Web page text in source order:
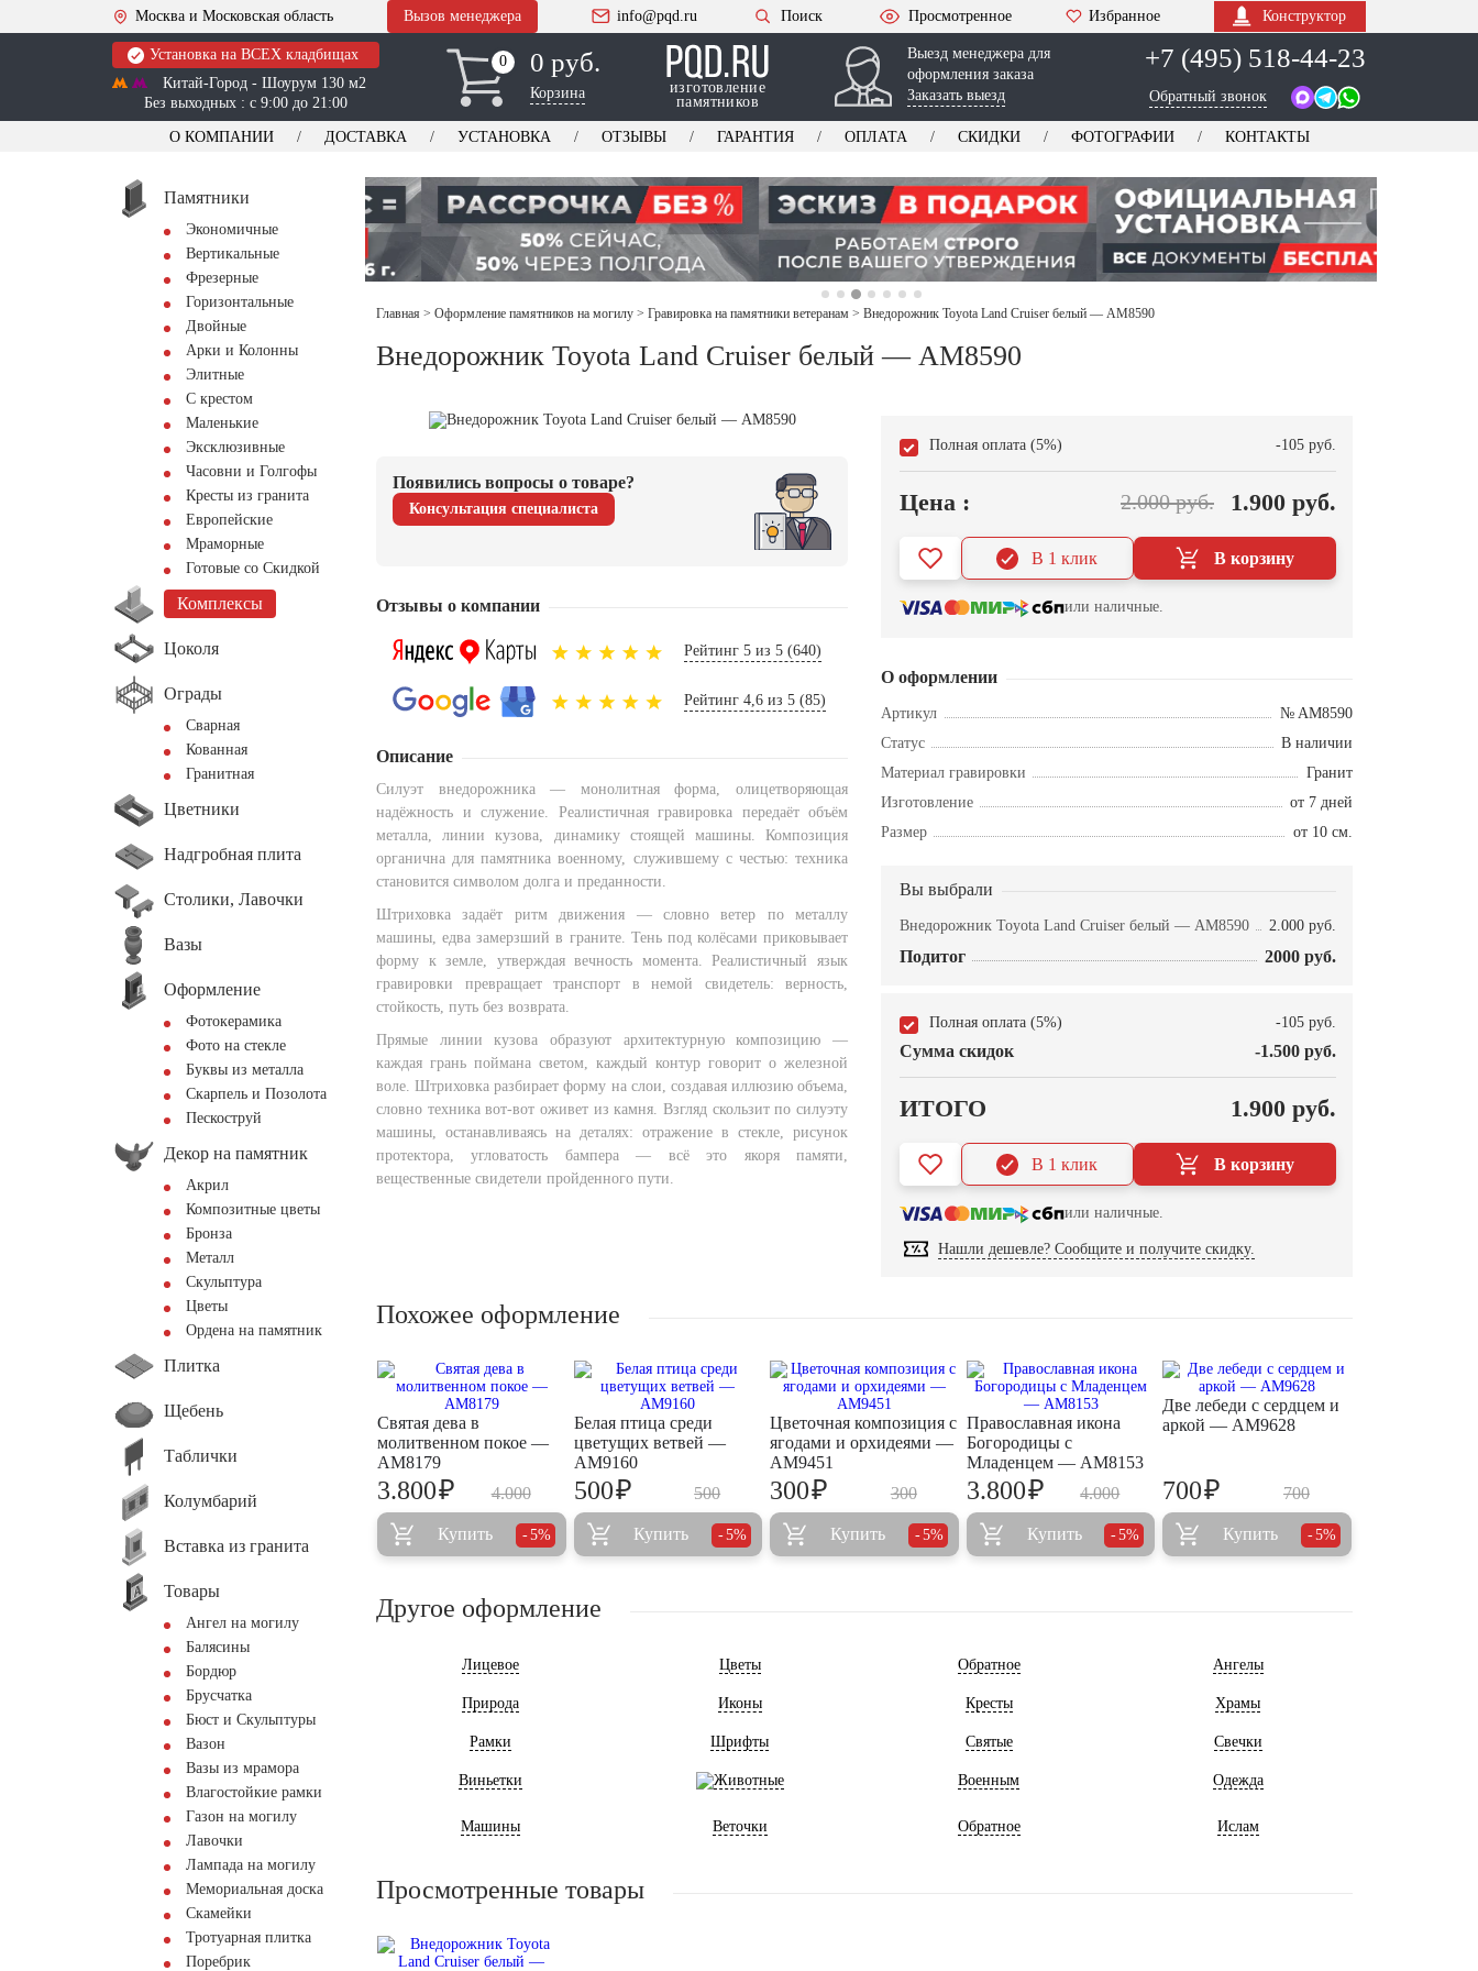
Москва и Московская область Вызов менеджера info@pqd.ru Поиск Просмотренное Избранное Конструктор
Установка на ВСЕХ кладбищах
Китай-Город - Шоурум 130 м2
Без выходных : с 9:00 до 21:00
0
0 0 руб.
Корзина
изготовление
памятников
Выезд менеджера для
оформления заказа
Заказать выезд
+7 (495) 518-44-23
Обратный звонок
О КОМПАНИИ ДОСТАВКА УСТАНОВКА ОТЗЫВЫ ГАРАНТИЯ ОПЛАТА СКИДКИ ФОТОГРАФИИ КОНТАКТЫ
Памятники
Экономичные
Вертикальные
Фрезерные
Горизонтальные
Двойные
Арки и Колонны
Элитные
С крестом
Маленькие
Эксклюзивные
Часовни и Голгофы
Кресты из гранита
Европейские
Мраморные
Готовые со Скидкой
Комплексы
Цоколя
Ограды
Сварная
Кованная
Гранитная
Цветники
Надгробная плита
Столики, Лавочки
Вазы
Оформление
Фотокерамика
Фото на стекле
Буквы из металла
Скарпель и Позолота
Пескоструй
Декор на памятник
Акрил
Композитные цветы
Бронза
Металл
Скульптура
Цветы
Ордена на памятник
Плитка
Щебень
Таблички
Колумбарий
Вставка из гранита
Товары
Ангел на могилу
Балясины
Бордюр
Брусчатка
Бюст и Скульптуры
Вазон
Вазы из мрамора
Влагостойкие рамки
Газон на могилу
Лавочки
Лампада на могилу
Мемориальная доска
Скамейки
Тротуарная плитка
Поребрик
Главная > Оформление памятников на могилу > Гравировка на памятники ветеранам > Внедорожник Toyota Land Cruiser белый — AM8590
Внедорожник Toyota Land Cruiser белый — AM8590
Появились вопросы о товаре?
Консультация специалиста
Отзывы о компании
Рейтинг 5 из 5 (640)
Рейтинг 4,6 из 5 (85)
Описание
Силуэт внедорожника — монолитная форма, олицетворяющая
надёжность и служение. Реалистичная гравировка передаёт объём
металла, линии кузова, динамику стоящей машины. Композиция
органична для памятника военному, служившему с честью: техника
становится символом долга и преданности.
Штриховка задаёт ритм движения — словно ветер по металлу
машины, едва замерзший в граните. Тень под колёсами приковывает
форму к земле, утверждая вечность момента. Реалистичный язык
гравировки превращает транспорт в немой свидетель: верность,
стойкость, путь без возврата.
Прямые линии кузова образуют архитектурную композицию —
каждая грань поймана светом, каждый контур говорит о железной
воле. Штриховка разбирает форму на слои, создавая иллюзию объема,
словно техника вот-вот оживет из камня. Взгляд скользит по силуэту
машины, останавливаясь на деталях: отражение в стекле, рисунок
протектора, угловатость бампера — всё это якоря памяти,
вещественные свидетели пройденного пути.
Полная оплата (5%) -105 руб.
Цена : 2.000 руб. 1.900 руб.
В корзину
В 1 клик
или наличные.
О оформлении
Артикул
№ AM8590
Статус
В наличии
Материал гравировки
Гранит
Изготовление
от 7 дней
Размер
от 10 см.
Вы выбрали
Внедорожник Toyota Land Cruiser белый — AM8590 2.000 руб.
Подитог 2000 руб.
Полная оплата (5%) -105 руб.
Сумма скидок -1.500 руб.
ИТОГО 1.900 руб.
В корзину
В 1 клик
или наличные.
Нашли дешевле? Сообщите и получите скидку.
Похожее оформление
Святая дева в
молитвенном покое —
AM8179
4.000
3.800₽
Купить 5%
Белая птица среди
цветущих ветвей —
AM9160
500
500₽
Купить 5%
Цветочная композиция с
ягодами и орхидеями —
AM9451
300
300₽
Купить 5%
Православная икона
Богородицы с
Младенцем — AM8153
4.000
3.800₽
Купить 5%
Две лебеди с сердцем и
аркой — AM9628
700
700₽
Купить 5%
Другое оформление
Лицевое Цветы Обратное Ангелы
Природа Иконы Кресты Храмы
Рамки Шрифты Святые Свечки
Виньетки Животные Военным Одежда
Машины Веточки Обратное Ислам
Просмотренные товары